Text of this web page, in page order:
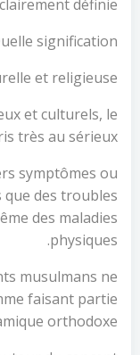
clairement définie.
signification?
et religieuse
et culturels, le
très au sérieux.
symptômes ou
des troubles
des maladies
physiques.
musulmans ne
faisant partie
orthodoxe.